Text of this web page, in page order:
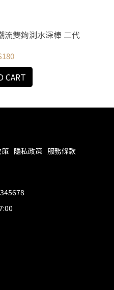
雙鉤測水深棒 二代
CART
隱私政策 服務條款